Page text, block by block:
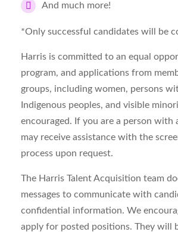
And much more!
*Only successful candidates will be
Harris is committed to an equal
program, and applications from
groups, including women, persons
Indigenous peoples, and visible
encouraged. If you are a person with
may receive assistance with the
process upon request.
The Harris Talent Acquisition team
messages to communicate with
confidential information. We
apply for posted positions. They will